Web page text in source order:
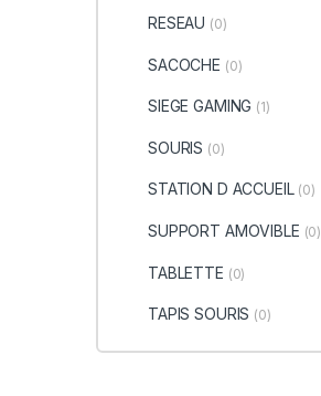
RESEAU (0)
SACOCHE (0)
SIEGE GAMING (1)
SOURIS (0)
STATION D ACCUEIL (0)
SUPPORT AMOVIBLE (0)
TABLETTE (0)
TAPIS SOURIS (0)